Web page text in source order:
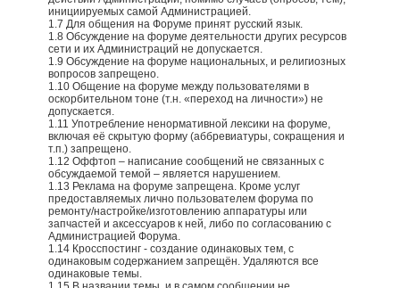
инициируемых самой Администрацией.
1.7 Для общения на Форуме принят русский язык.
1.8 Обсуждение на форуме деятельности других ресурсов
сети и их Администраций не допускается.
1.9 Обсуждение на форуме национальных, и религиозных
вопросов запрещено.
1.10 Общение на форуме между пользователями в
оскорбительном тоне (т.н. «переход на личности») не
допускается.
1.11 Употребление ненормативной лексики на форуме,
включая её скрытую форму (аббревиатуры, сокращения и
т.п.) запрещено.
1.12 Оффтоп – написание сообщений не связанных с
обсуждаемой темой – является нарушением.
1.13 Реклама на форуме запрещена. Кроме услуг
предоставляемых лично пользователем форума по
ремонту/настройке/изготовлению аппаратуры или
запчастей и аксессуаров к ней, либо по согласованию с
Администрацией Форума.
1.14 Кросспостинг - создание одинаковых тем, с
одинаковым содержанием запрещён. Удаляются все
одинаковые темы.